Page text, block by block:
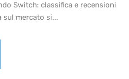
Switch: classifica e recensioni
sul mercato si...